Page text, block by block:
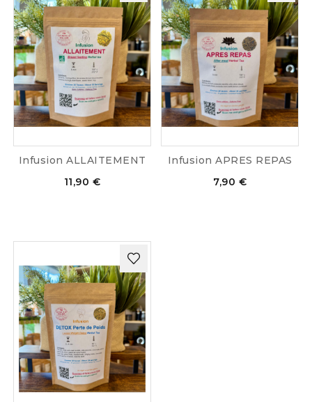
Infusion ALLAITEMENT
11,90 €
Infusion APRES REPAS
7,90 €